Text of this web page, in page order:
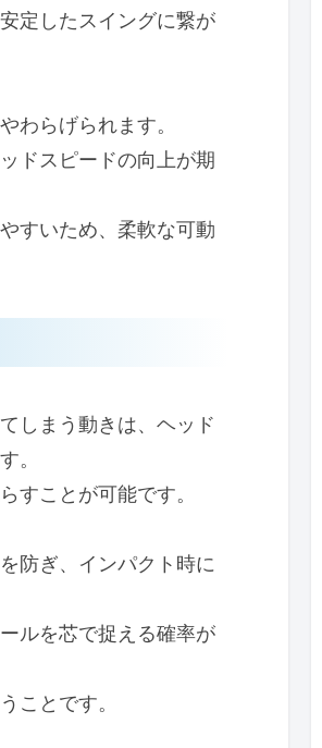
定したスイングに繋が
わらげられます。
ドスピードの向上が期
すいため、柔軟な可動
しまう動きは、ヘッド
。
すことが可能です。
防ぎ、インパクト時に
ルを芯で捉える確率が
ことです。